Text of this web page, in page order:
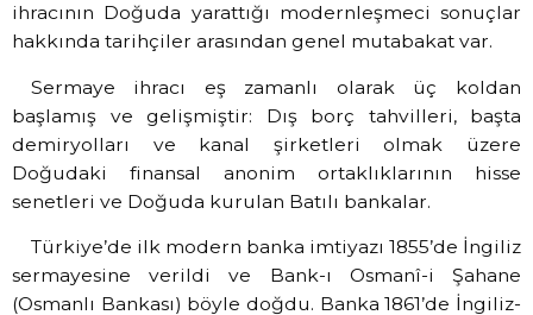
ihracının Doğuda yarattığı modernleşmeci sonuçlar
hakkında tarihçiler arasından genel mutabakat var.
Sermaye ihracı eş zamanlı olarak üç koldan
başlamış ve gelişmiştir: Dış borç tahvilleri, başta
demiryolları ve kanal şirketleri olmak üzere
Doğudaki finansal anonim ortaklıklarının hisse
senetleri ve Doğuda kurulan Batılı bankalar.
Türkiye’de ilk modern banka imtiyazı 1855’de İngiliz
sermayesine verildi ve Bank-ı Osmanî-i Şahane
(Osmanlı Bankası) böyle doğdu. Banka 1861’de İngiliz-